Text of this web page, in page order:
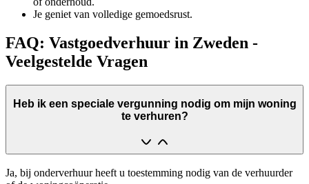
Je geniet van volledige gemoedsrust.
FAQ: Vastgoedverhuur in Zweden -
Veelgestelde Vragen
Heb ik een speciale vergunning nodig om mijn woning
te verhuren?
Ja, bij onderverhuur heeft u toestemming nodig van de verhuurder